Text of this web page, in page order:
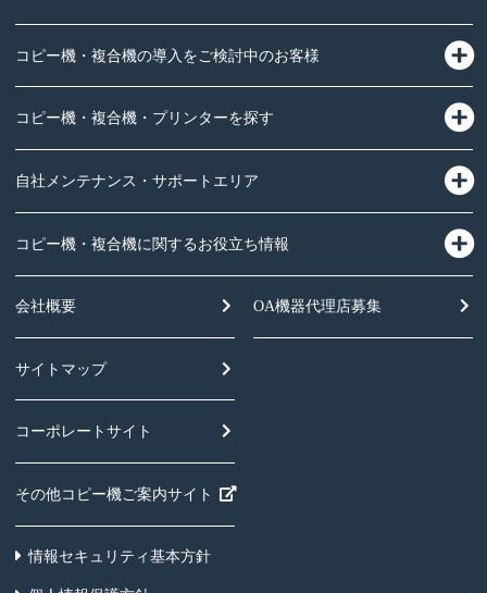
コピー機・複合機の導入をご検討中のお客様
コピー機・複合機・プリンターを探す
自社メンテナンス・サポートエリア
コピー機・複合機に関するお役立ち情報
会社概要
サイトマップ
コーポレートサイト
その他コピー機ご案内サイト
OA機器代理店募集
情報セキュリティ基本方針